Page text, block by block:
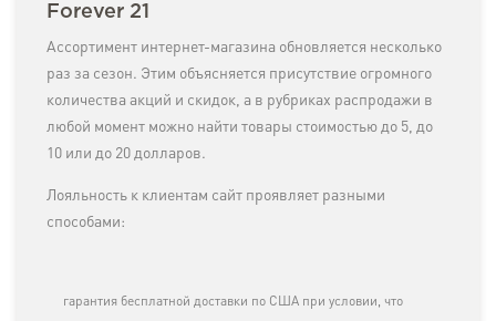
Forever 21
Ассортимент интернет-магазина обновляется несколько
раз за сезон. Этим объясняется присутствие огромного
количества акций и скидок, а в рубриках распродажи в
любой момент можно найти товары стоимостью до 5, до
10 или до 20 долларов.
Лояльность к клиентам сайт проявляет разными
способами:
гарантия бесплатной доставки по США при условии, что